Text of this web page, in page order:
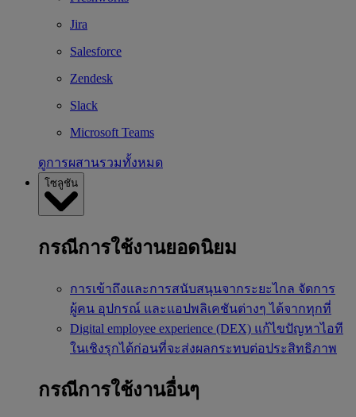
Jira
Salesforce
Zendesk
Slack
Microsoft Teams
ดูการผสานรวมทั้งหมด
โซลูชัน
กรณีการใช้งานยอดนิยม
การเข้าถึงและการสนับสนุนจากระยะไกล จัดการ
ผู้คน อุปกรณ์ และแอปพลิเคชันต่างๆ ได้จากทุกที่
Digital employee experience (DEX) แก้ไขปัญหาไอที
ในเชิงรุกได้ก่อนที่จะส่งผลกระทบต่อประสิทธิภาพ
กรณีการใช้งานอื่นๆ